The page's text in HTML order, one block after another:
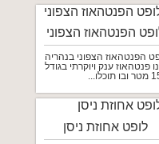
הפנטהאוז הצפוני
הפנטהאוז הצפוני בנהריה
פנטהאוז ענק ויוקרתי בגודל
לופט אחוזת ניסן